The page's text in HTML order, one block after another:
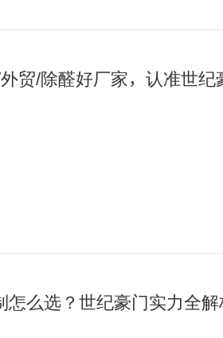
贸/除醛好厂家，认准世纪
怎么选？世纪豪门实力全解